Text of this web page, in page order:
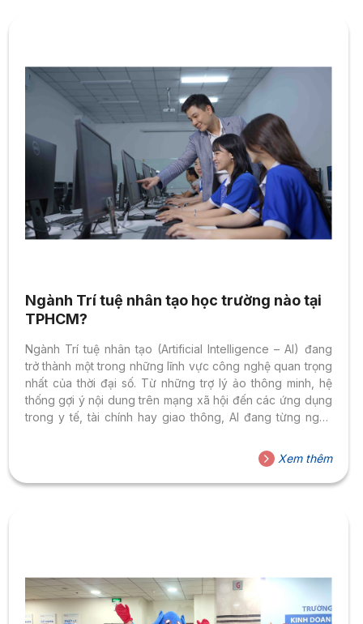
Ngành Trí tuệ nhân tạo học trường nào tại
TPHCM?
Ngành Trí tuệ nhân tạo (Artificial Intelligence – AI) đang
trở thành một trong những lĩnh vực công nghệ quan trọng
nhất của thời đại số. Từ những trợ lý ảo thông minh, hệ
thống gợi ý nội dung trên mạng xã hội đến các ứng dụng
trong y tế, tài chính hay giao thông, AI đang từng ngày
với thế giới. Ngành Trí tuệ nhân tạo không chỉ mở ra
những bước tiến lớn trong khoa học – công nghệ mà còn
tạo ra nhu cầu nhân...
Xem thêm